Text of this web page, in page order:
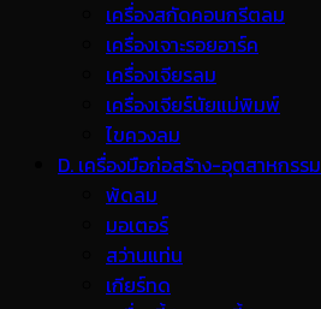
เครื่องสกัดคอนกรีตลม
เครื่องเจาะรอยอาร์ค
เครื่องเจียรลม
เครื่องเจียร์นัยแม่พิมพ์
ไขควงลม
D. เครื่องมือก่อสร้าง-อุตสาหกรรม
พ้ดลม
มอเตอร์
สว่านแท่น
เกียร์ทด